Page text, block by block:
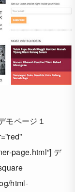
モページ１
page.html”] デ
html-